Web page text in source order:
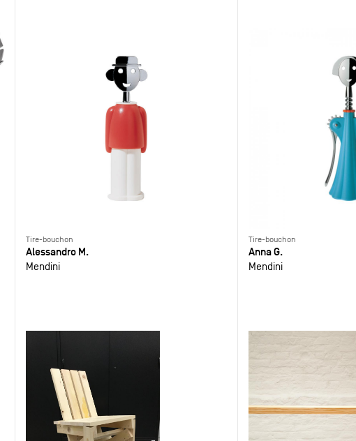
Tire-bouchon
Alessandro M.
Mendini
Tire-bouchon
Anna G.
Mendini